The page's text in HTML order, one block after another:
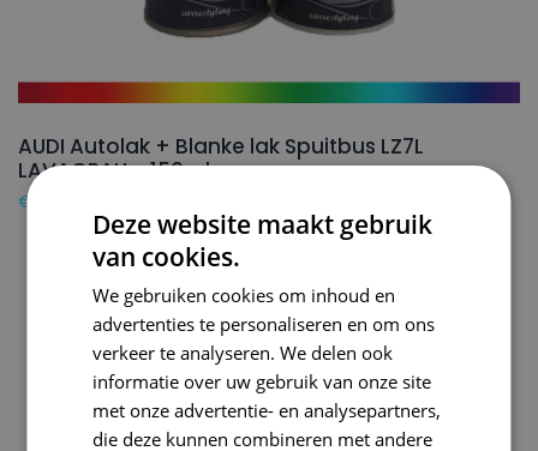
AUDI Autolak + Blanke lak Spuitbus LZ7L
LAVAGRAU – 150ml
€
Deze website maakt gebruik
van cookies.
We gebruiken cookies om inhoud en
advertenties te personaliseren en om ons
verkeer te analyseren. We delen ook
informatie over uw gebruik van onze site
met onze advertentie- en analysepartners,
die deze kunnen combineren met andere